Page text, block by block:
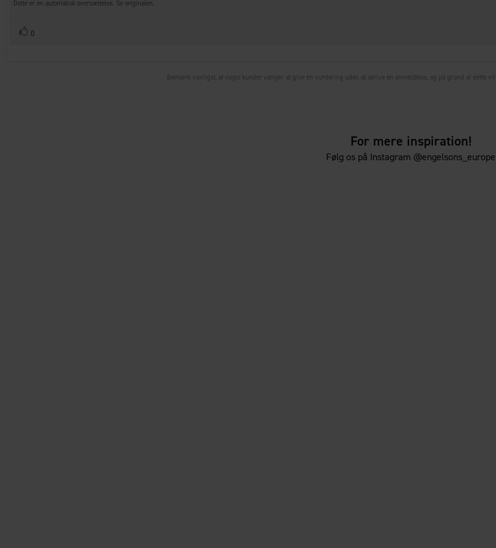
5
Dette er en automatisk oversættelse. Se originalen.
Stem
0
Bemærk venligst, at nogle kunder vælger at give en vurdering uden at skrive en anmeldelse, og på grund af dette
For mere inspiration!
Følg os på Instagram @engelsons_europe